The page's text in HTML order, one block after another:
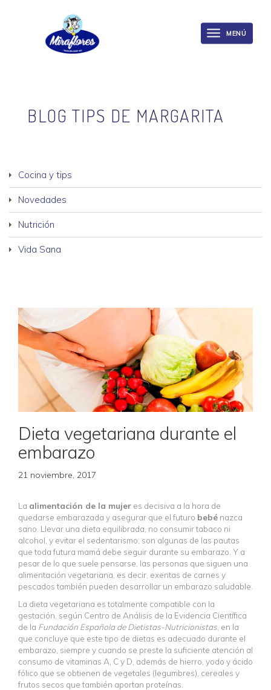
Toggle
MENÚ
BLOG TIPS DE MARGARITA
Cocina y tips
Novedades
Nutrición
Vida Sana
Dieta vegetariana durante el
embarazo
21 noviembre, 2017
La alimentación de la mujer es decisiva a la hora de
quedarse embarazada y asegurar que el futuro bebé nazca
sano. Llevar una dieta equilibrada, no consumir tabaco ni
alcohol, y evitar el sedentarismo, son algunas de las pautas
que toda futura mamá debe seguir durante su embarazo. Y a
pesar de lo que suele pensarse, las personas que siguen una
alimentación vegetariana, es decir, exentas de carnes y
pescados también pueden desarrollar un embarazo saludable.
La dieta vegetariana es totalmente compatible con la
gestación, según Centro de Análisis de la Evidencia Científica
de la Fundación Española de Dietistas-Nutricionistas , en la
que concluye que este tipo de dietas es adecuado durante el
embarazo, siempre y cuando se preste la suficiente atención al
consumo de vitaminas A, C y D, además de hierro, yodo y ácido
fólico que se obtienen de vegetales (legumbres), cereales y
frutos secos que también aportan proteínas.